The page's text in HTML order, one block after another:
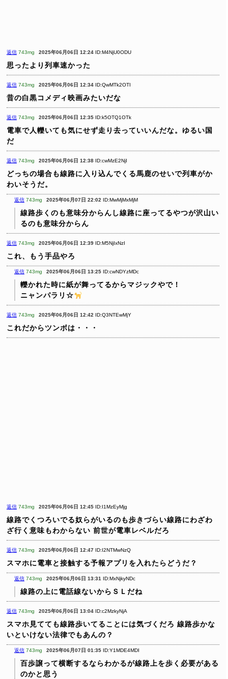
返信 743mg 2025年06月06日 12:24 ID:M4NjU0ODU
思ったより列車速かった
返信 743mg 2025年06月06日 12:34 ID:QwMTk2OTI
昔の白黒コメディ映画みたいだな
返信 743mg 2025年06月06日 12:35 ID:k5OTQ1OTk
電車で人轢いても気にせず走り去っていいんだな。ゆるい国
だ
返信 743mg 2025年06月06日 12:38 ID:cwMzE2NjI
どっちの場合も線路に入り込んでくる馬鹿のせいで列車がか
わいそうだ。
返信 743mg 2025年06月07日 22:02 ID:MwMjMxMjM
線路歩くのも意味分からんし線路に座ってるやつが沢山い
るのも意味分からん
返信 743mg 2025年06月06日 12:39 ID:M5NjIxNzI
これ、もう手品やろ
返信 743mg 2025年06月06日 13:25 ID:cwNDYzMDc
轢かれた時に紙が舞ってるからマジックやで！
ニャンパラリ☆
返信 743mg 2025年06月06日 12:42 ID:Q3NTEwMjY
これだからツンボは・・・
返信 743mg 2025年06月06日 12:45 ID:I1MzEyMjg
線路でくつろいでる奴らがいるのも歩きづらい線路にわざわ
ざ行く意味もわからない 前世が電車レベルだろ
返信 743mg 2025年06月06日 12:47 ID:I2NTMwNzQ
スマホに電車と接触する予報アプリを入れたらどうだ？
返信 743mg 2025年06月06日 13:31 ID:MxNjkyNDc
線路の上に電話線ないからＳＬだね
返信 743mg 2025年06月06日 13:04 ID:c2MzkyNjA
スマホ見てても線路歩いてることには気づくだろ 線路歩かな
いといけない法律でもあんの？
返信 743mg 2025年06月07日 01:35 ID:Y1MDE4MDI
百歩譲って横断するならわかるが線路上を歩く必要がある
のかと思う